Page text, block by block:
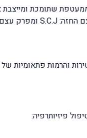
שתומכת
והרמות
פיזיותרפיה: